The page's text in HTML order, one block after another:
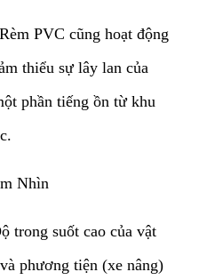
Rèm PVC cũng hoạt động
thiểu sự lây lan của
phần tiếng ồn từ khu
Nhìn
trong suốt cao của vật
phương tiện (xe nâng)